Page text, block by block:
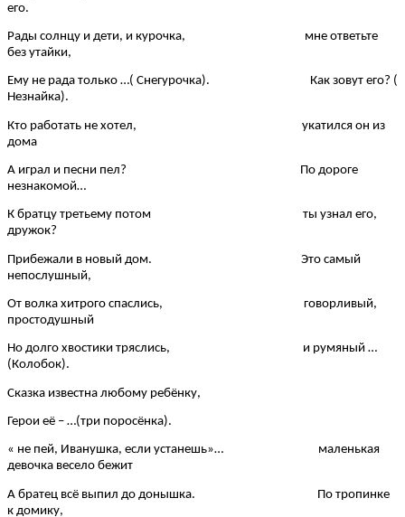
его.
Рады солнцу и дети, и курочка, мне ответьте
без утайки,
Ему не рада только …( Снегурочка). Как зовут его? (
Незнайка).
Кто работать не хотел, укатился он из
дома
А играл и песни пел? По дороге
незнакомой…
К братцу третьему потом ты узнал его,
дружок?
Прибежали в новый дом. Это самый
непослушный,
От волка хитрого спаслись, говорливый,
простодушный
Но долго хвостики тряслись, и румяный …
(Колобок).
Сказка известна любому ребёнку,
Герои её – …(три поросёнка).
« не пей, Иванушка, если устанешь»… маленькая
девочка весело бежит
А братец всё выпил до донышка. По тропинке
к домику,